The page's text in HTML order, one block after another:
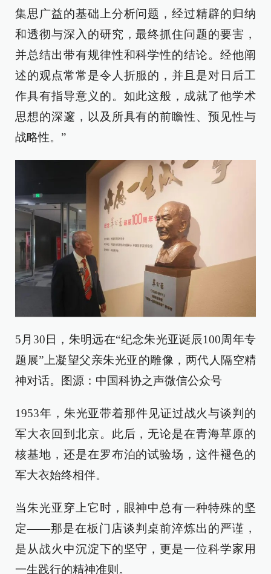
集思广益的基础上分析问题，经过精辟的归纳
和透彻与深入的研究，最终抓住问题的要害，
并总结出带有规律性和科学性的结论。经他阐
述的观点常常是令人折服的，并且是对日后工
作具有指导意义的。如此这般，成就了他学术
思想的深邃，以及所具有的前瞻性、预见性与
战略性。”
5月30日，朱明远在“纪念朱光亚诞辰100周年专
题展”上凝望父亲朱光亚的雕像，两代人隔空精
神对话。图源：中国科协之声微信公众号
1953年，朱光亚带着那件见证过战火与谈判的
军大衣回到北京。此后，无论是在青海草原的
核基地，还是在罗布泊的试验场，这件褪色的
军大衣始终相伴。
当朱光亚穿上它时，眼神中总有一种特殊的坚
定——那是在板门店谈判桌前淬炼出的严谨，
是从战火中沉淀下的坚守，更是一位科学家用
一生践行的精神准则。